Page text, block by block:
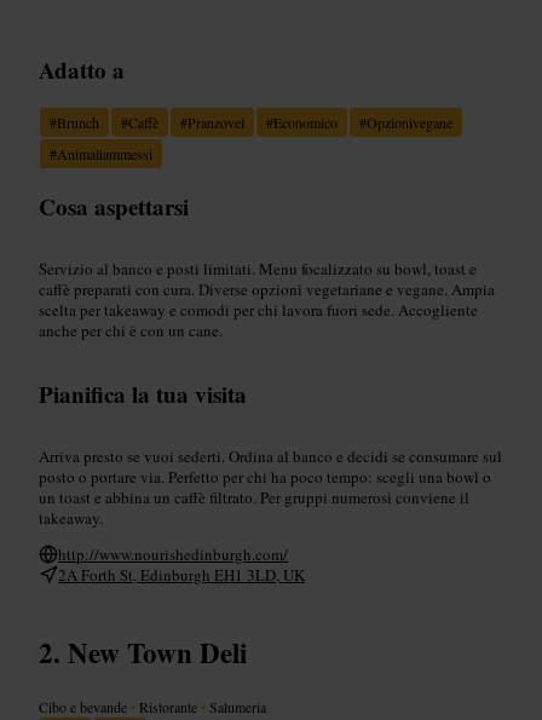
Adatto a
#Brunch #Caffè #Pranzovel #Economico #Opzionivegane
#Animaliammessi
Cosa aspettarsi
Servizio al banco e posti limitati. Menu focalizzato su bowl, toast e
caffè preparati con cura. Diverse opzioni vegetariane e vegane. Ampia
scelta per takeaway e comodi per chi lavora fuori sede. Accogliente
anche per chi è con un cane.
Pianifica la tua visita
Arriva presto se vuoi sederti. Ordina al banco e decidi se consumare sul
posto o portare via. Perfetto per chi ha poco tempo: scegli una bowl o
un toast e abbina un caffè filtrato. Per gruppi numerosi conviene il
takeaway.
http://www.nourishedinburgh.com/
2A Forth St, Edinburgh EH1 3LD, UK
New Town Deli
Cibo e bevande • Ristorante • Salumeria